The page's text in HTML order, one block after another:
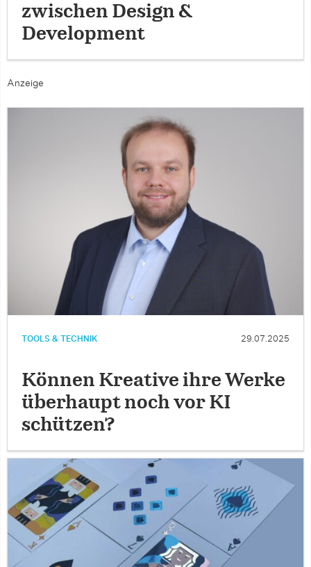
zwischen Design &
Development
Anzeige
TOOLS & TECHNIK 29.07.2025
Können Kreative ihre Werke
überhaupt noch vor KI
schützen?